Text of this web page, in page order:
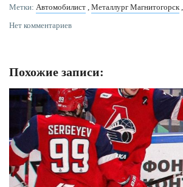
Метки: Автомобилист , Металлург Магнитогорск,
Нет комментариев
Похожие записи: